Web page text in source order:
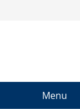
Menu